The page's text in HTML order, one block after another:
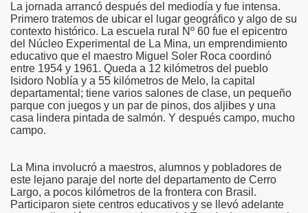
La jornada arrancó después del mediodía y fue intensa.
Primero tratemos de ubicar el lugar geográfico y algo de su
contexto histórico. La escuela rural Nº 60 fue el epicentro
del Núcleo Experimental de La Mina, un emprendimiento
educativo que el maestro Miguel Soler Roca coordinó
entre 1954 y 1961. Queda a 12 kilómetros del pueblo
Isidoro Noblía y a 55 kilómetros de Melo, la capital
departamental; tiene varios salones de clase, un pequeño
parque con juegos y un par de pinos, dos aljibes y una
casa lindera pintada de salmón. Y después campo, mucho
campo.
La Mina involucró a maestros, alumnos y pobladores de
este lejano paraje del norte del departamento de Cerro
Largo, a pocos kilómetros de la frontera con Brasil.
Participaron siete centros educativos y se llevó adelante